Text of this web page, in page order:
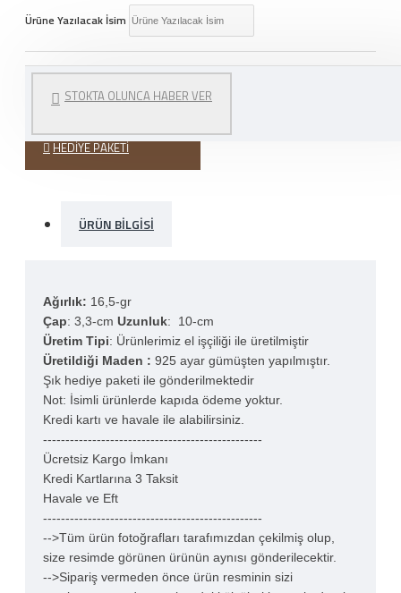
Ürüne Yazılacak İsim
STOKTA OLUNCA HABER VER
VER
HEDIYE PAKETI
ÜRÜN BILGISI
Ağırlık: 16,5-gr
Çap: 3,3-cm Uzunluk: 10-cm
Üretim Tipi: Ürünlerimiz el işçiliği ile üretilmiştir
Üretildiği Maden : 925 ayar gümüşten yapılmıştır.
Şık hediye paketi ile gönderilmektedir
Not: İsimli ürünlerde kapıda ödeme yoktur.
Kredi kartı ve havale ile alabilirsiniz.
-------------------------------------------------
Ücretsiz Kargo İmkanı
Kredi Kartlarına 3 Taksit
Havale ve Eft
-------------------------------------------------
-->Tüm ürün fotoğrafları tarafımızdan çekilmiş olup,
size resimde görünen ürünün aynısı gönderilecektir.
-->Sipariş vermeden önce ürün resminin sizi